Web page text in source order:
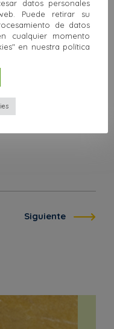
malagueña de
Cárdeans y
Siguiente
datos personales
Puede retirar su
de datos
cualquier momento
en nuestra política